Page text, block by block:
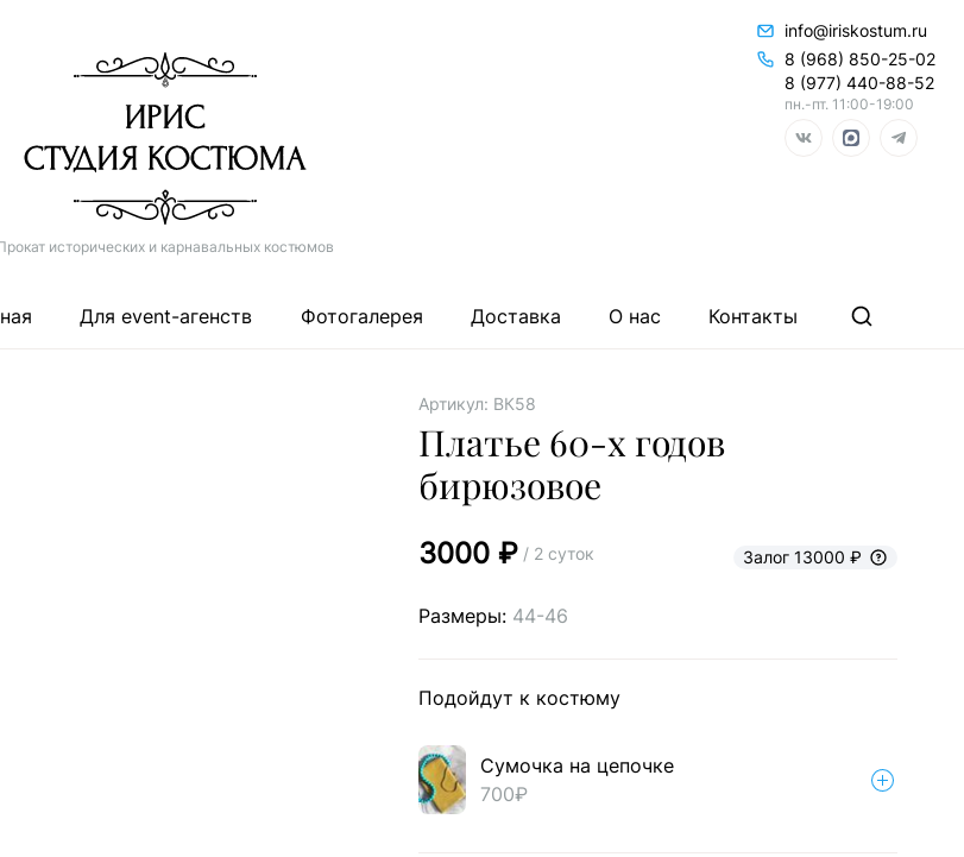
исторических и карнавальных костюмов
info@iriskostum.ru
8 (968) 850-25-02
8 (977) 440-88-52
пн.-пт. 11:00-19:00
Для event-агенств Фотогалерея Доставка О нас Контакты
Артикул: ВК58
Платье 60-х годов
бирюзовое
3000 ₽ / 2 суток Залог 13000 ₽
Размеры: 44-46
Подойдут к костюму
Сумочка на цепочке
700₽